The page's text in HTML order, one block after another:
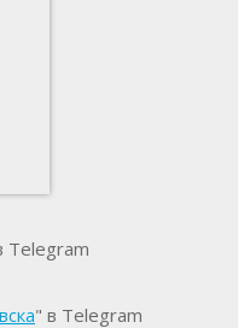
Telegram
" в Telegram